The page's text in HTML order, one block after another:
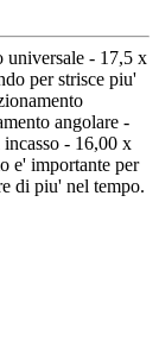
- 17,5 x
per strisce piu'
angolare -
- 16,00 x
e' importante per
di piu' nel tempo.